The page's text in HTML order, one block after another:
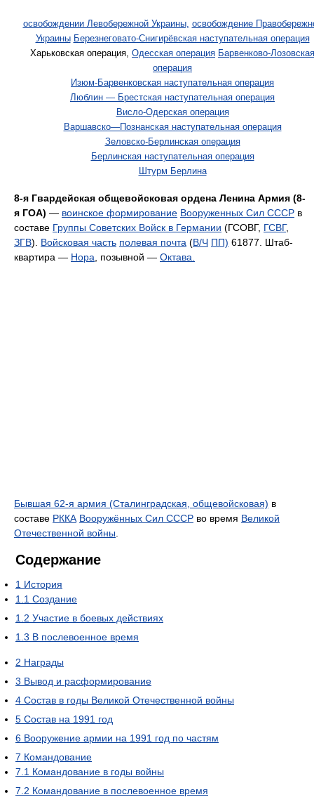
освобождении Левобережной Украины, освобождение
Украины Березнеговато-Снигирёвская наступательная операция
Харьковская операция, Одесская операция Барвенково-Лозовская
операция
Изюм-Барвенковская наступательная операция
Люблин — Брестская наступательная операция
Висло-Одерская операция
Варшавско—Познанская наступательная операция
Зеловско-Берлинская операция
Берлинская наступательная операция
Штурм Берлина
8-я Гвардейская общевойсковая ордена Ленина Армия (8-
я ГОА) — воинское формирование Вооруженных Сил СССР в
составе Группы Советских Войск в Германии (ГСОВГ, ГСВГ,
ЗГВ). Войсковая часть полевая почта (В/Ч ПП) 61877. Штаб-
квартира — Нора , позывной — Октава.
Бывшая 62-я армия (Сталинградская, общевойсковая) в
составе РККА Вооружённых Сил СССР во время Великой
Отечественной войны
Содержание
1 История
1.1 Создание
1.2 Участие в боевых действиях
1.3 В послевоенное время
2 Награды
3 Вывод и расформирование
4 Состав в годы Великой Отечественной войны
5 Состав на 1991 год
6 Вооружение армии на 1991 год по частям
7 Командование
7.1 Командование в годы войны
7.2 Командование в послевоенное время